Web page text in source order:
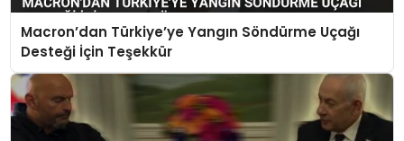
Macron’dan Türkiye’ye Yangın Söndürme Uçağı
Desteği İçin Teşekkür